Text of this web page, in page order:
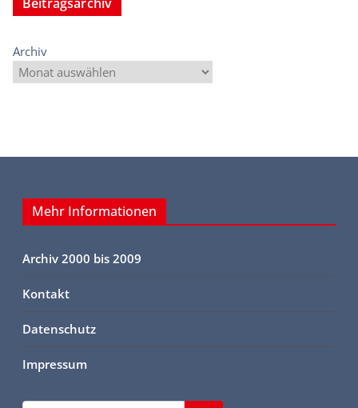
Archiv
Mehr Informationen
Archiv 2000 bis 2009
Kontakt
Datenschutz
Impressum